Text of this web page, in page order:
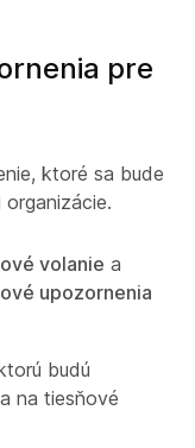
pre
ktoré sa bude
volanie a
upozornenia
budú
na tiesňové